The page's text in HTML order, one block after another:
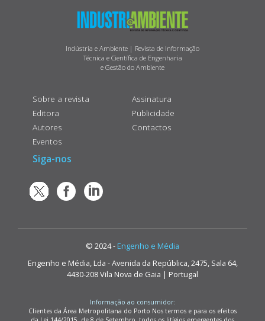
Indústria e Ambiente | Revista de Informação
Técnica e Científica de Engenharia
e Gestão do Ambiente
Sobre a revista
Editora
Autores
Eventos
Assinatura
Publicidade
Contactos
Siga-nos
© 2024 - Engenho e Média
Engenho e Média, Lda - Avenida da República, 2475, Sala 64,
4430-208 Vila Nova de Gaia | Portugal
Informação ao consumidor:
Clientes da Área Metropolitana do Porto Nos termos e para os efeitos